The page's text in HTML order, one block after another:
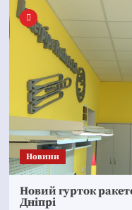
Новини
Новий гурток
Дніпрі